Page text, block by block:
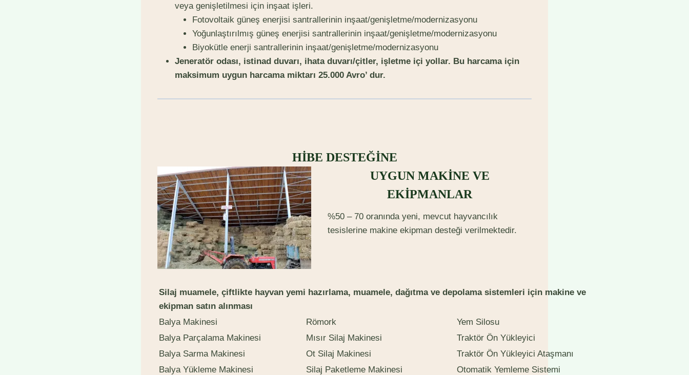
veya genişletilmesi için inşaat işleri.
Fotovoltaik güneş enerjisi santrallerinin inşaat/genişletme/modernizasyonu
Yoğunlaştırılmış güneş enerjisi santrallerinin inşaat/genişletme/modernizasyonu
Biyokütle enerji santrallerinin inşaat/genişletme/modernizasyonu
Jeneratör odası, istinad duvarı, ihata duvarı/çitler, işletme içi yollar. Bu harcama için
maksimum uygun harcama miktarı 25.000 Avro’ dur.
HİBE DESTEĞİNE
UYGUN MAKİNE VE
EKİPMANLAR
%50 – 70 oranında yeni, mevcut hayvancılık
tesislerine makine ekipman desteği verilmektedir.
Silaj muamele, çiftlikte hayvan yemi hazırlama, muamele, dağıtma ve depolama sistemleri için makine ve
ekipman satın alınması
Balya Makinesi
Römork
Yem Silosu
Balya Parçalama Makinesi
Mısır Silaj Makinesi
Traktör Ön Yükleyici
Balya Sarma Makinesi
Ot Silaj Makinesi
Traktör Ön Yükleyici Ataşmanı
Balya Yükleme Makinesi
Silaj Paketleme Makinesi
Otomatik Yemleme Sistemi